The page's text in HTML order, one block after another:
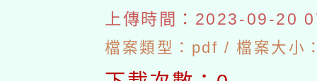
上傳時間：2023-09-20
檔案類型：pdf / 檔案大小